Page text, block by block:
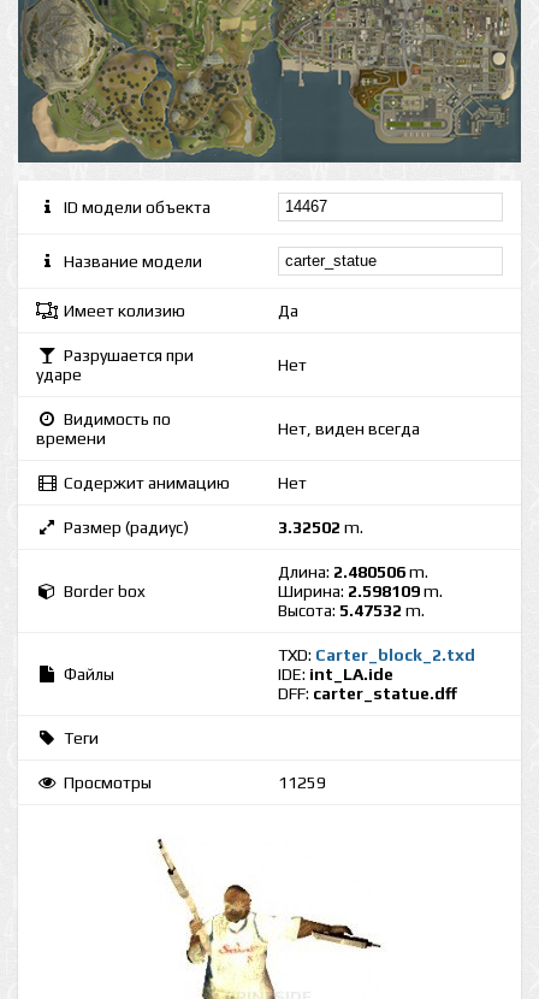
ID модели объекта
Название модели
Имеет колизию Да
Разрушается при
ударе
Нет
Видимость по
времени
Нет, виден всегда
Содержит анимацию Нет
Размер (радиус) 3.32502 m.
Border box
Длина: 2.480506m.
Ширина: 2.598109m.
Высота: 5.47532 m.
Файлы
TXD: Carter_block_2.txd
IDE: int_LA.ide
DFF: carter_statue.dff
Теги
Просмотры 11259